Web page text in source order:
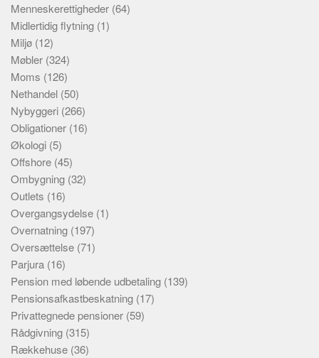
Menneskerettigheder (64)
Midlertidig flytning (1)
Miljø (12)
Møbler (324)
Moms (126)
Nethandel (50)
Nybyggeri (266)
Obligationer (16)
Økologi (5)
Offshore (45)
Ombygning (32)
Outlets (16)
Overgangsydelse (1)
Overnatning (197)
Oversættelse (71)
Parjura (16)
Pension med løbende udbetaling (139)
Pensionsafkastbeskatning (17)
Privattegnede pensioner (59)
Rådgivning (315)
Rækkehuse (36)